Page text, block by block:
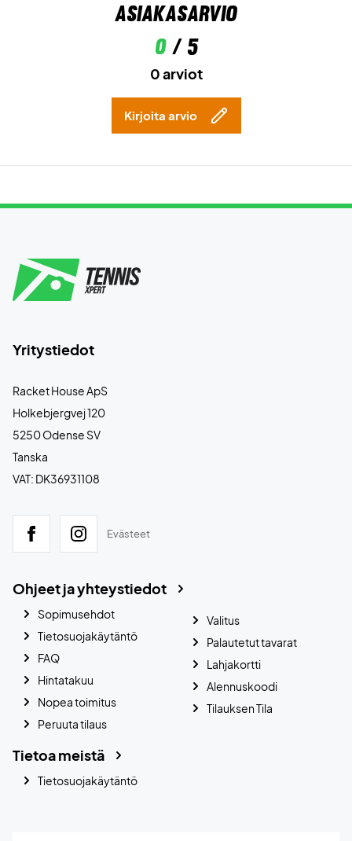
Asiakasarvio
0/ 5
0 arviot
Kirjoita arvio
Yritystiedot
Racket House ApS
Holkebjergvej 120
5250 Odense SV
Tanska
VAT: DK36931108
Evästeet
Ohjeet ja yhteystiedot
Sopimusehdot
Tietosuojakäytäntö
FAQ
Hintatakuu
Nopea toimitus
Peruuta tilaus
Valitus
Palautetut tavarat
Lahjakortti
Alennuskoodi
Tilauksen Tila
Tietoa meistä
Tietosuojakäytäntö